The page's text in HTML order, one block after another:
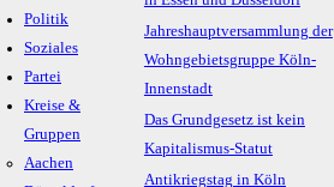
Politik
Soziales
Partei
Kreise &
Gruppen
Aachen
Jahreshaupt­versammlung der
Wohngebietsgruppe Köln-
Innenstadt
Das Grundgesetz ist kein
Kapitalismus-Statut
Antikriegstag in Köln